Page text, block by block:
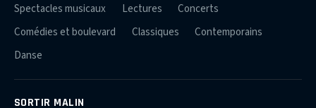
Spectacles musicaux
Lectures
Concerts
Comédies et boulevard
Classiques
Contemporains
Danse
SORTIR MALIN